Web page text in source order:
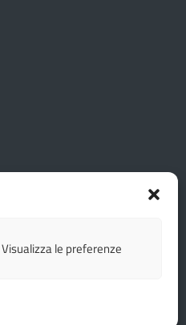
Visualizza le preferenze